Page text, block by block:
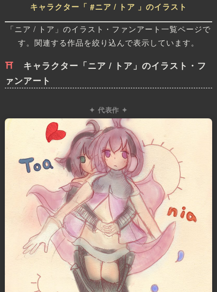
キャラクター「 #ニア / トア 」のイラスト
「ニア / トア」のイラスト・ファンアート一覧ページで
す。関連する作品を絞り込んで表示しています。
キャラクター「ニア / トア」のイラスト・フ
ァンアート
✦ 代表作 ✦